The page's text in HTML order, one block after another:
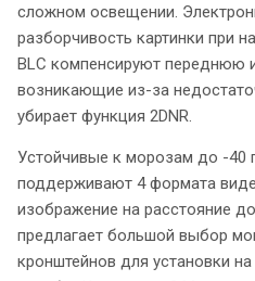
сложном освещении.
разборчивость картинки при
BLC компенсируют переднюю
возникающие из-за
убирает функция 2DNR.
Устойчивые к морозам до -40
поддерживают 4 формата
изображение на расстояние
предлагает большой выбор
кронштейнов для установки